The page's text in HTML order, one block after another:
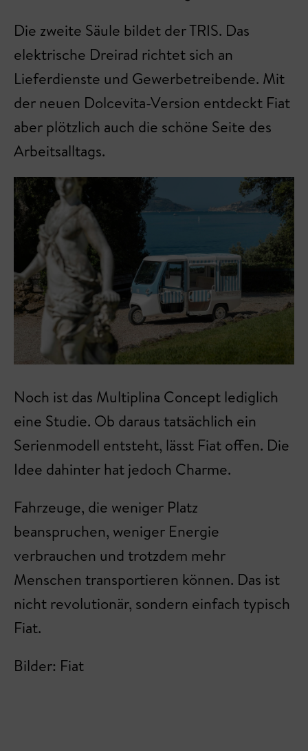
Die zweite Säule bildet der TRIS. Das
elektrische Dreirad richtet sich an
Lieferdienste und Gewerbetreibende. Mit
der neuen Dolcevita-Version entdeckt Fiat
aber plötzlich auch die schöne Seite des
Arbeitsalltags.
Noch ist das Multiplina Concept lediglich
eine Studie. Ob daraus tatsächlich ein
Serienmodell entsteht, lässt Fiat offen. Die
Idee dahinter hat jedoch Charme.
Fahrzeuge, die weniger Platz
beanspruchen, weniger Energie
verbrauchen und trotzdem mehr
Menschen transportieren können. Das ist
nicht revolutionär, sondern einfach typisch
Fiat.
Bilder: Fiat